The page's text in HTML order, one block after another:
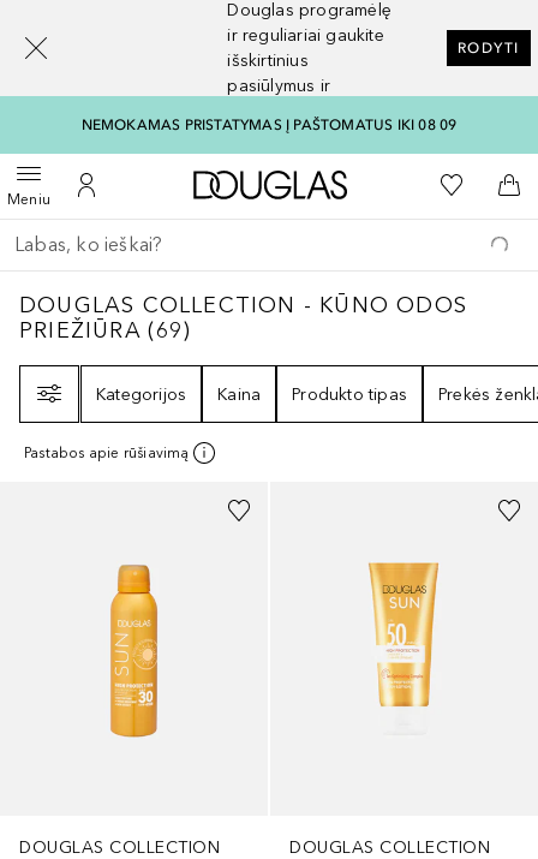
Douglas programėlę
ir reguliariai gaukite
išskirtinius
pasiūlymus ir
RODYTI
NEMOKAMAS PRISTATYMAS Į PAŠTOMATUS IKI 08 09
MeniuAtidaryti meniuĮ mano paskyrą
Į Douglas pagrindinį
Į mano
Į
Grįžk atgal
Vykdykite paiešką
DOUGLAS COLLECTION - KŪNO ODOS
DOUGLAS COLLECTION - KŪNO ODOS
PRIEŽIŪRA (69)
Kategorijos
Kaina Produkto tipas Prekės
Pastabos apie rūšiavimą
DOUGLAS COLLECTION
DOUGLAS COLLECTION
[navigation.slideout.screenreader]